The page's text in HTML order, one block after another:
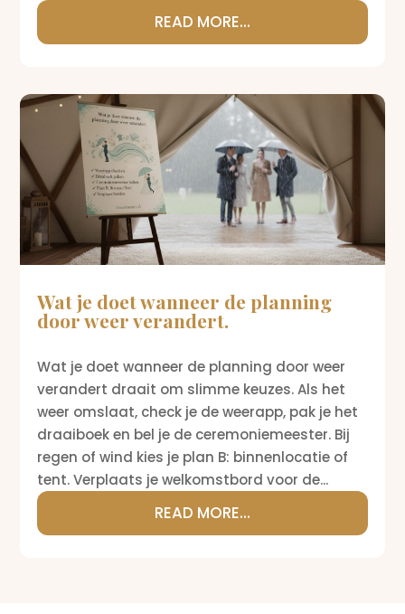
READ MORE...
Wat je doet wanneer de planning
door weer verandert.
Wat je doet wanneer de planning door weer
verandert draait om slimme keuzes. Als het
weer omslaat, check je de weerapp, pak je het
draaiboek en bel je de ceremoniemeester. Bij
regen of wind kies je plan B: binnenlocatie of
tent. Verplaats je welkomstbord voor de...
READ MORE...